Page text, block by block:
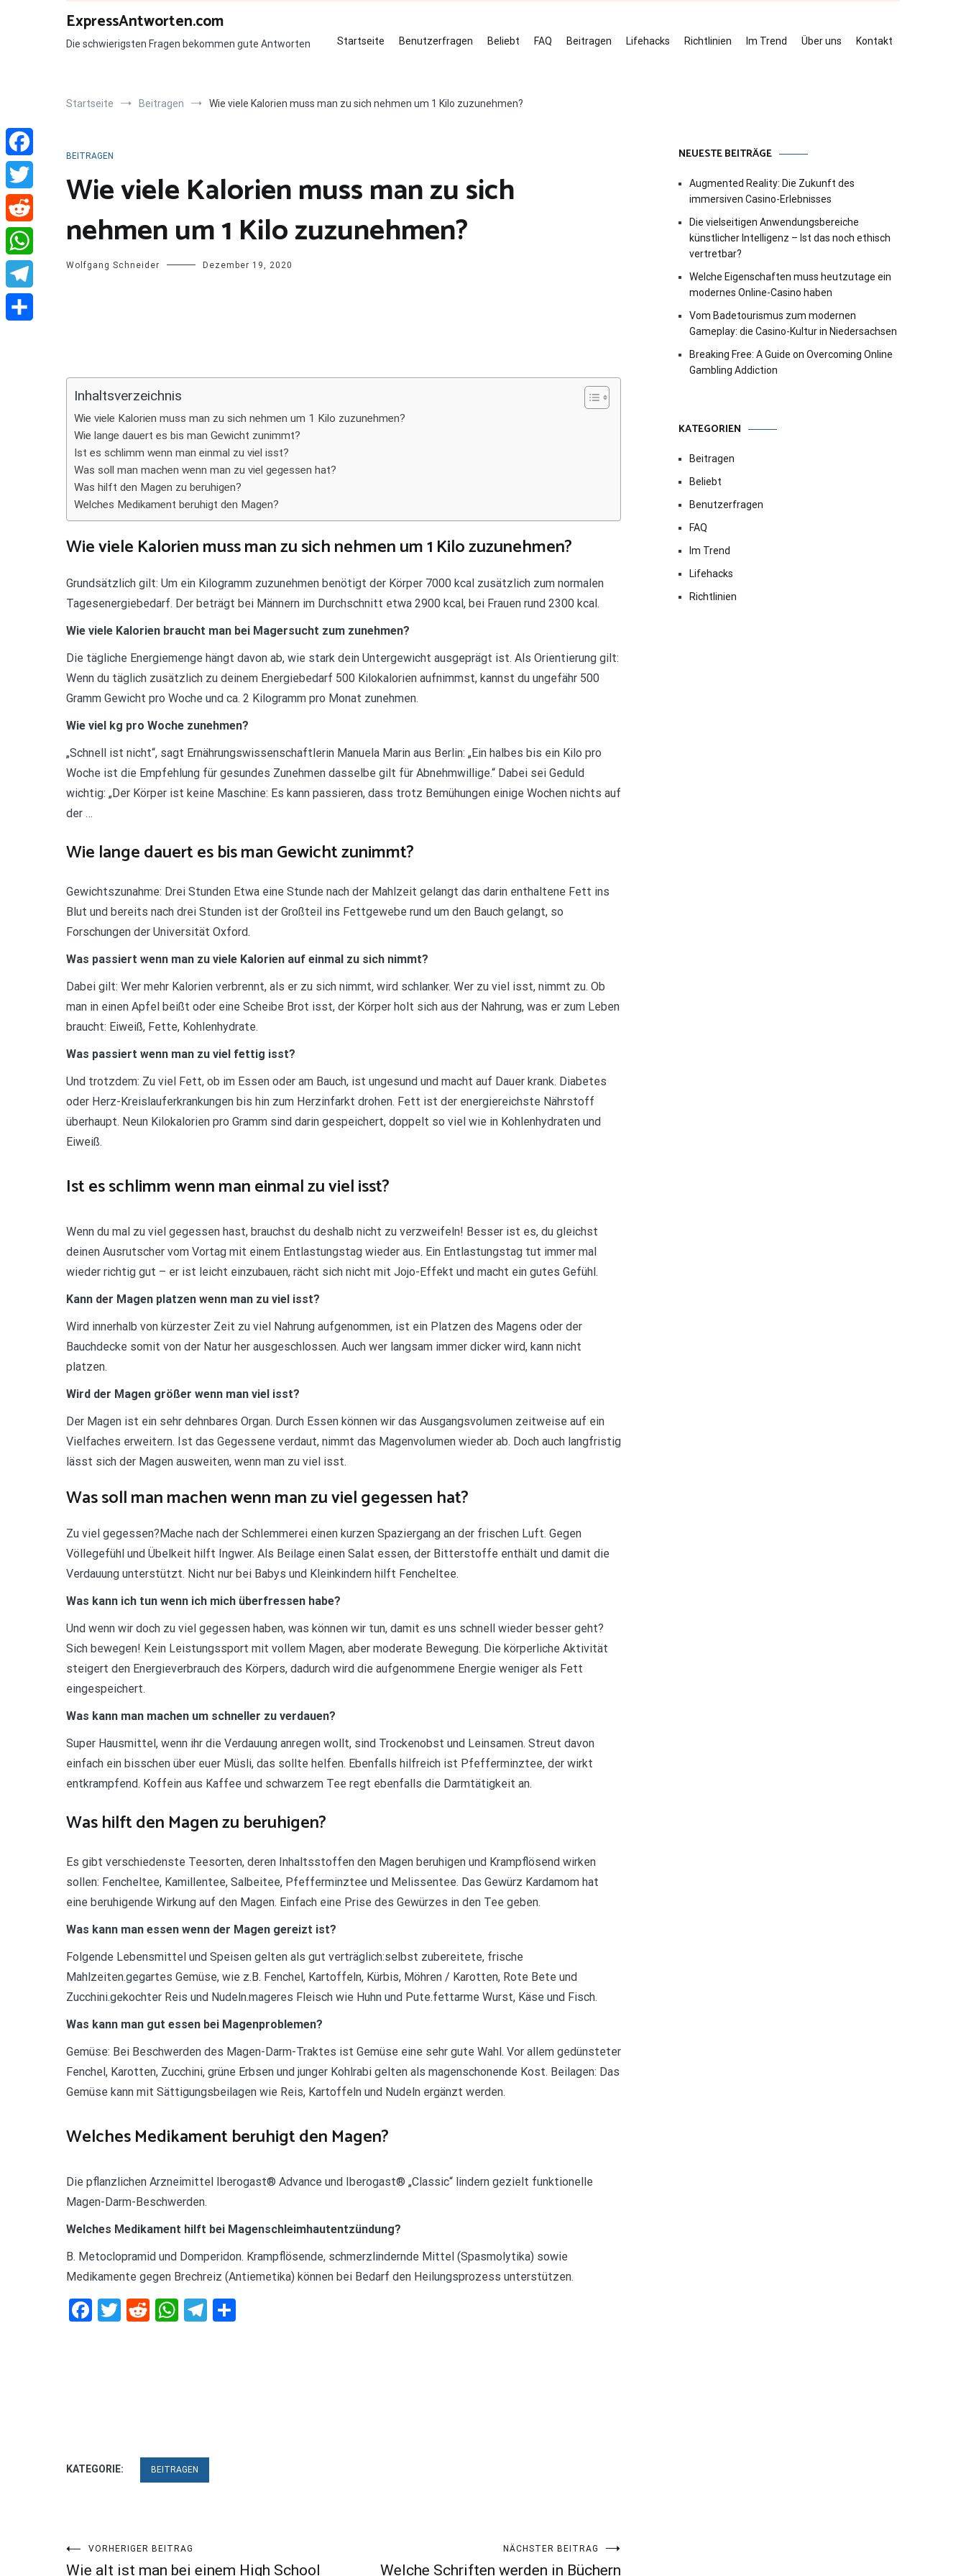
ExpressAntworten.com
Die schwierigsten Fragen bekommen gute Antworten Startseite Benutzerfragen Beliebt FAQ Beitragen Lifehacks Richtlinien Im Trend Über uns Kontakt
Startseite Beitragen Wie viele Kalorien muss man zu sich nehmen um 1 Kilo zuzunehmen?
BEITRAGEN
Wie viele Kalorien muss man zu sich
nehmen um 1 Kilo zuzunehmen?
Wolfgang Schneider Dezember 19, 2020
Inhaltsverzeichnis
Wie viele Kalorien muss man zu sich nehmen um 1 Kilo zuzunehmen?
Wie lange dauert es bis man Gewicht zunimmt?
Ist es schlimm wenn man einmal zu viel isst?
Was soll man machen wenn man zu viel gegessen hat?
Was hilft den Magen zu beruhigen?
Welches Medikament beruhigt den Magen?
Wie viele Kalorien muss man zu sich nehmen um 1 Kilo zuzunehmen?
Grundsätzlich gilt: Um ein Kilogramm zuzunehmen benötigt der Körper 7000 kcal zusätzlich zum normalen
Tagesenergiebedarf. Der beträgt bei Männern im Durchschnitt etwa 2900 kcal, bei Frauen rund 2300 kcal.
Wie viele Kalorien braucht man bei Magersucht zum zunehmen?
Die tägliche Energiemenge hängt davon ab, wie stark dein Untergewicht ausgeprägt ist. Als Orientierung gilt:
Wenn du täglich zusätzlich zu deinem Energiebedarf 500 Kilokalorien aufnimmst, kannst du ungefähr 500
Gramm Gewicht pro Woche und ca. 2 Kilogramm pro Monat zunehmen.
Wie viel kg pro Woche zunehmen?
„Schnell ist nicht“, sagt Ernährungswissenschaftlerin Manuela Marin aus Berlin: „Ein halbes bis ein Kilo pro
Woche ist die Empfehlung für gesundes Zunehmen dasselbe gilt für Abnehmwillige.“ Dabei sei Geduld
wichtig: „Der Körper ist keine Maschine: Es kann passieren, dass trotz Bemühungen einige Wochen nichts auf
der …
Wie lange dauert es bis man Gewicht zunimmt?
Gewichtszunahme: Drei Stunden Etwa eine Stunde nach der Mahlzeit gelangt das darin enthaltene Fett ins
Blut und bereits nach drei Stunden ist der Großteil ins Fettgewebe rund um den Bauch gelangt, so
Forschungen der Universität Oxford.
Was passiert wenn man zu viele Kalorien auf einmal zu sich nimmt?
Dabei gilt: Wer mehr Kalorien verbrennt, als er zu sich nimmt, wird schlanker. Wer zu viel isst, nimmt zu. Ob
man in einen Apfel beißt oder eine Scheibe Brot isst, der Körper holt sich aus der Nahrung, was er zum Leben
braucht: Eiweiß, Fette, Kohlenhydrate.
Was passiert wenn man zu viel fettig isst?
Und trotzdem: Zu viel Fett, ob im Essen oder am Bauch, ist ungesund und macht auf Dauer krank. Diabetes
oder Herz-Kreislauferkrankungen bis hin zum Herzinfarkt drohen. Fett ist der energiereichste Nährstoff
überhaupt. Neun Kilokalorien pro Gramm sind darin gespeichert, doppelt so viel wie in Kohlenhydraten und
Eiweiß.
Ist es schlimm wenn man einmal zu viel isst?
Wenn du mal zu viel gegessen hast, brauchst du deshalb nicht zu verzweifeln! Besser ist es, du gleichst
deinen Ausrutscher vom Vortag mit einem Entlastungstag wieder aus. Ein Entlastungstag tut immer mal
wieder richtig gut – er ist leicht einzubauen, rächt sich nicht mit Jojo-Effekt und macht ein gutes Gefühl.
Kann der Magen platzen wenn man zu viel isst?
Wird innerhalb von kürzester Zeit zu viel Nahrung aufgenommen, ist ein Platzen des Magens oder der
Bauchdecke somit von der Natur her ausgeschlossen. Auch wer langsam immer dicker wird, kann nicht
platzen.
Wird der Magen größer wenn man viel isst?
Der Magen ist ein sehr dehnbares Organ. Durch Essen können wir das Ausgangsvolumen zeitweise auf ein
Vielfaches erweitern. Ist das Gegessene verdaut, nimmt das Magenvolumen wieder ab. Doch auch langfristig
lässt sich der Magen ausweiten, wenn man zu viel isst.
Was soll man machen wenn man zu viel gegessen hat?
Zu viel gegessen?Mache nach der Schlemmerei einen kurzen Spaziergang an der frischen Luft. Gegen
Völlegefühl und Übelkeit hilft Ingwer. Als Beilage einen Salat essen, der Bitterstoffe enthält und damit die
Verdauung unterstützt. Nicht nur bei Babys und Kleinkindern hilft Fencheltee.
Was kann ich tun wenn ich mich überfressen habe?
Und wenn wir doch zu viel gegessen haben, was können wir tun, damit es uns schnell wieder besser geht?
Sich bewegen! Kein Leistungssport mit vollem Magen, aber moderate Bewegung. Die körperliche Aktivität
steigert den Energieverbrauch des Körpers, dadurch wird die aufgenommene Energie weniger als Fett
eingespeichert.
Was kann man machen um schneller zu verdauen?
Super Hausmittel, wenn ihr die Verdauung anregen wollt, sind Trockenobst und Leinsamen. Streut davon
einfach ein bisschen über euer Müsli, das sollte helfen. Ebenfalls hilfreich ist Pfefferminztee, der wirkt
entkrampfend. Koffein aus Kaffee und schwarzem Tee regt ebenfalls die Darmtätigkeit an.
Was hilft den Magen zu beruhigen?
Es gibt verschiedenste Teesorten, deren Inhaltsstoffen den Magen beruhigen und Krampflösend wirken
sollen: Fencheltee, Kamillentee, Salbeitee, Pfefferminztee und Melissentee. Das Gewürz Kardamom hat
eine beruhigende Wirkung auf den Magen. Einfach eine Prise des Gewürzes in den Tee geben.
Was kann man essen wenn der Magen gereizt ist?
Folgende Lebensmittel und Speisen gelten als gut verträglich:selbst zubereitete, frische
Mahlzeiten.gegartes Gemüse, wie z.B. Fenchel, Kartoffeln, Kürbis, Möhren / Karotten, Rote Bete und
Zucchini.gekochter Reis und Nudeln.mageres Fleisch wie Huhn und Pute.fettarme Wurst, Käse und Fisch.
Was kann man gut essen bei Magenproblemen?
Gemüse: Bei Beschwerden des Magen-Darm-Traktes ist Gemüse eine sehr gute Wahl. Vor allem gedünsteter
Fenchel, Karotten, Zucchini, grüne Erbsen und junger Kohlrabi gelten als magenschonende Kost. Beilagen: Das
Gemüse kann mit Sättigungsbeilagen wie Reis, Kartoffeln und Nudeln ergänzt werden.
Welches Medikament beruhigt den Magen?
Die pflanzlichen Arzneimittel Iberogast® Advance und Iberogast® „Classic“ lindern gezielt funktionelle
Magen-Darm-Beschwerden.
Welches Medikament hilft bei Magenschleimhautentzündung?
B. Metoclopramid und Domperidon. Krampflösende, schmerzlindernde Mittel (Spasmolytika) sowie
Medikamente gegen Brechreiz (Antiemetika) können bei Bedarf den Heilungsprozess unterstützen.
Facebook
Twitter
RedditWhatsApp
Telegram
KATEGORIE: BEITRAGEN
Beitragsnavigation
VORHERIGER BEITRAG
Wie alt ist man bei einem High School
NÄCHSTER BEITRAG
Welche Schriften werden in Büchern
NEUESTE BEITRÄGE
Augmented Reality: Die Zukunft des
immersiven Casino-Erlebnisses
Die vielseitigen Anwendungsbereiche
künstlicher Intelligenz – Ist das noch ethisch
vertretbar?
Welche Eigenschaften muss heutzutage ein
modernes Online-Casino haben
Vom Badetourismus zum modernen
Gameplay: die Casino-Kultur in Niedersachsen
Breaking Free: A Guide on Overcoming Online
Gambling Addiction
KATEGORIEN
Beitragen
Beliebt
Benutzerfragen
FAQ
Im Trend
Lifehacks
Richtlinien
Facebook
Twitter
Reddit
WhatsApp
Telegram